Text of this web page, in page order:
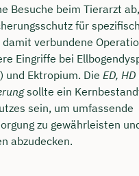
Besuche beim Tierarzt
für
verbundene
Eingriffe bei
und Ektropium. Die ED,
sollte ein
sein, um umfassende
zu gewährleisten
abzudecken.